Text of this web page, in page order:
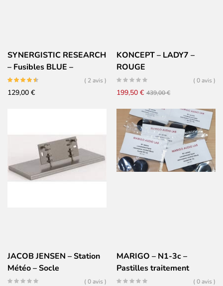
SYNERGISTIC RESEARCH
– Fusibles BLUE –
6x32mm
( 2 avis )
129,00 €
KONCEPT – LADY7 –
ROUGE
( 0 avis )
439,00€Le
initial
était :
439,00 €.
199,50 €
Le
actuel
est :
199,50 €.
JACOB JENSEN – Station
Météo – Socle
( 0 avis )
MARIGO – N1-3c –
Pastilles traitement
acoustique
( 0 avis )